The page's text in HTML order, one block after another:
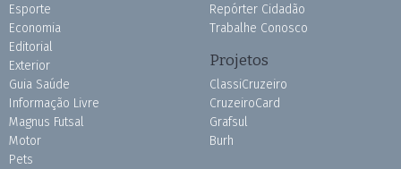
Esporte
Economia
Editorial
Exterior
Guia Saúde
Informação Livre
Magnus Futsal
Motor
Pets
Repórter Cidadão
Trabalhe Conosco
Projetos
ClassiCruzeiro
CruzeiroCard
Grafsul
Burh